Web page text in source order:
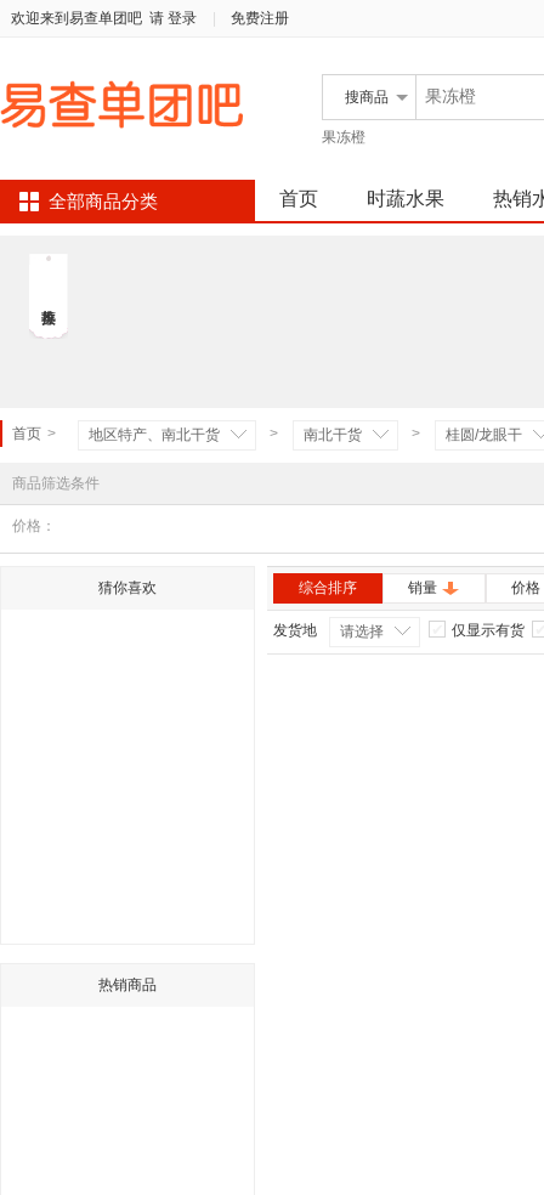
欢迎来到易查单团吧 请 登录 免费注册
搜商品
果冻橙
全部商品分类 首页 时蔬水果 热销
首页 > 地区特产、南北干货 > 南北干货 > 桂圆/龙眼干
商品筛选条件
价格：
猜你喜欢
热销商品
综合排序 销量 价格
发货地 请选择 仅显示有货